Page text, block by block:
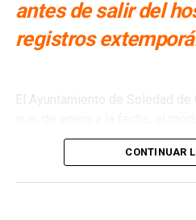
antes de salir del
registros
El Ayuntamiento de Soledad
del Registro Civil instalado en
Soledad ha realizado150
CONTINUAR